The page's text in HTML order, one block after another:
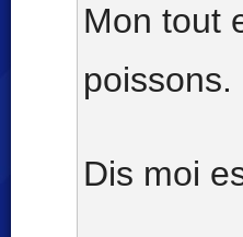
Mon tout
poissons.
Dis moi